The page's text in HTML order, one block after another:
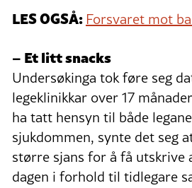
LES OGSÅ: Forsvaret mot
– Et litt snacks
Undersøkinga tok føre seg
legeklinikkar over 17
ha tatt hensyn til både
sjukdommen, synte det seg
større sjans for å få utskrive
dagen i forhold til tidlegare